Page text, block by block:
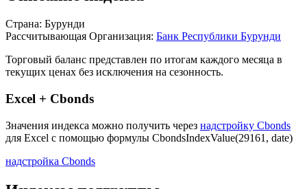
Страна: Бурунди
Рассчитывающая Организация: Банк Республики Бурунди
Торговый баланс представлен по итогам каждого месяца в
текущих ценах без исключения на сезонность.
Excel + Cbonds
Значения индекса можно получить через надстройку Cbonds
для Excel с помощью формулы CbondsIndexValue(29161, date)
надстройка Cbonds